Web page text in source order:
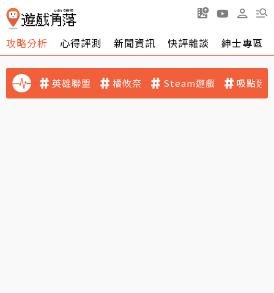
攻略分析 心得評測 新聞資訊 快評雜談 紳士專區
英雄聯盟 橘攸奈 Steam遊戲 吸點迷